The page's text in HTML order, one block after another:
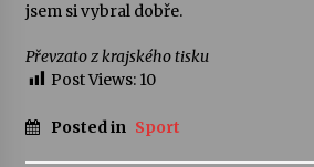
jsem si vybral dobře.
Převzato z krajského tisku
Post Views: 10
Posted in Sport